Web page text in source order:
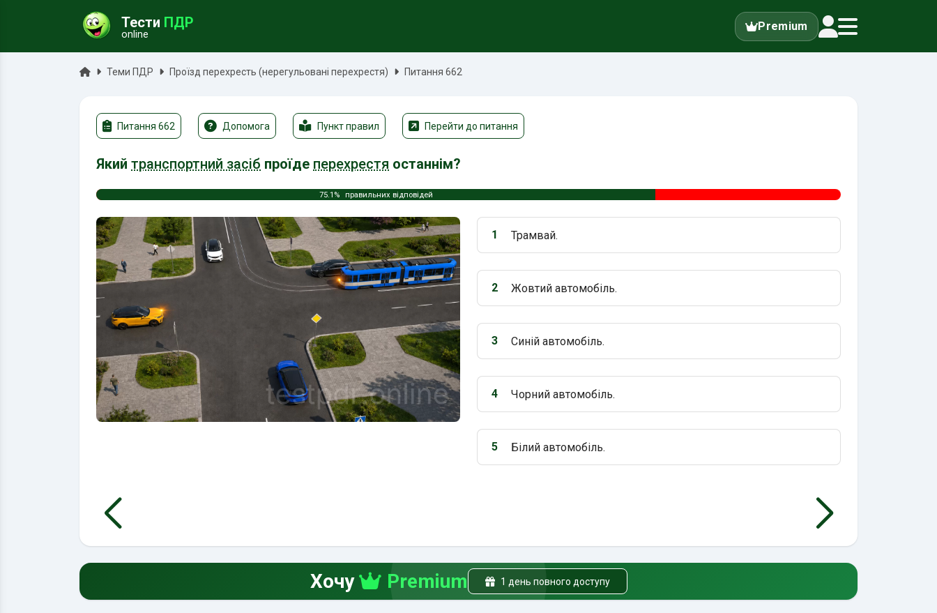
Тести ПДР
online
Premium
ГоловнаТеми ПДР Проїзд перехресть (нерегульовані перехрестя) Питання 662
Питання 662 Допомога Пункт правил Перейти до питання
Який транспортний засіб проїде перехрестя останнім?
75.1% правильних відповідей
Варіант 1:
1 Трамвай.
Варіант 2:
2 Жовтий автомобіль.
Варіант 3:
3 Синій автомобіль.
Варіант 4:
4 Чорний автомобіль.
Варіант 5:
5 Білий автомобіль.
Хочу Premium 1 день повного доступу